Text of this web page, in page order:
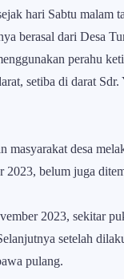
hari Sabtu malam
berasal dari Desa
perahu
setiba di darat
desa
2023, belum juga
2023, sekitar
setelah
pulang.